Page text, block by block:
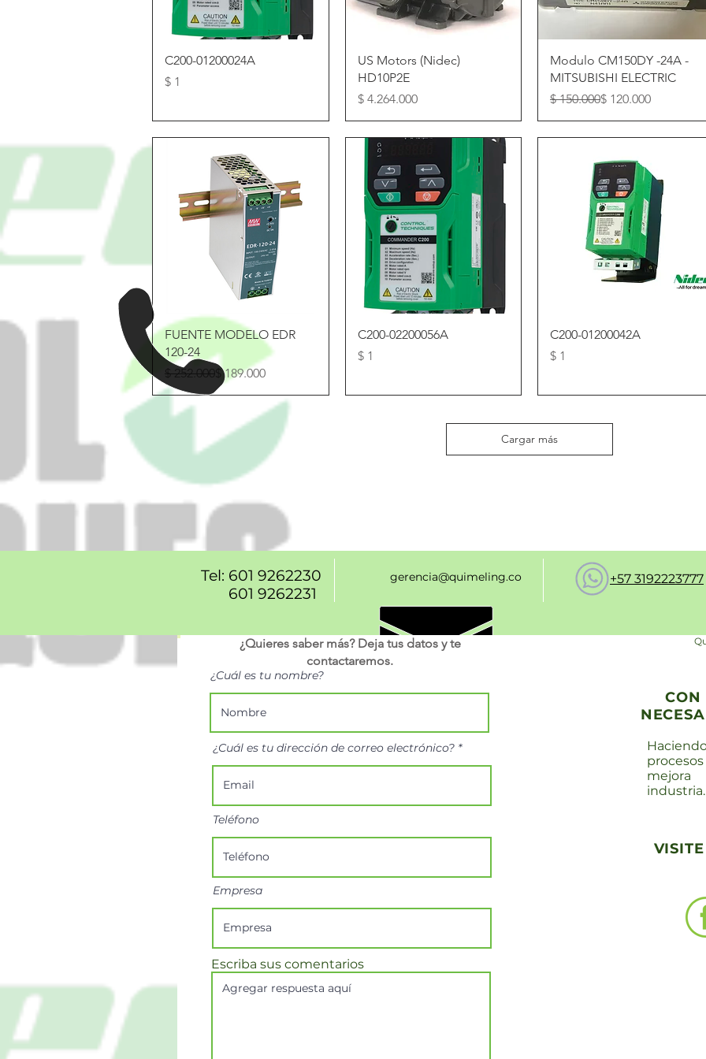
Vista rápida
C200-01200024A
Precio
$ 1
Vista rápida
US Motors (Nidec)
HD10P2E
Precio
$ 4.264.000
Vista rápida
Modulo CM150DY -24A -
MITSUBISHI ELECTRIC
Precio
$ 150.000
Precio de oferta
$ 120.000
Vista rápida
FUENTE MODELO EDR
120-24
Precio
$ 252.000
Precio de oferta
$ 189.000
Vista rápida
C200-02200056A
Precio
$ 1
Vista rápida
C200-01200042A
Precio
$ 1
Cargar más
Tel: 601 9262230
601 9262231
gerencia@quimeling.co +57 3192223777
¿Quieres saber más? Deja tus datos y te
contactaremos.
¿Cuál es tu nombre?
¿Cuál es tu dirección de correo electrónico?
Teléfono
Empresa
Escriba sus comentarios
CON
industria.